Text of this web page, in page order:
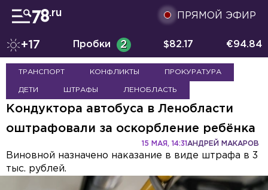
ПРЯМОЙ ЭФИР
+17 Пробки 2 $82.17 €94.84
ТРАНСПОРТ КОНФЛИКТЫ ПРОКУРАТУРА
ДЕТИ ШТРАФЫ ЛЕНОБЛАСТЬ
Кондуктора автобуса в Ленобласти
оштрафовали за оскорбление ребёнка
АНДРЕЙ МАКАРОВ
15 МАЯ, 14:31
Виновной назначено наказание в виде штрафа в 3
тыс. рублей.